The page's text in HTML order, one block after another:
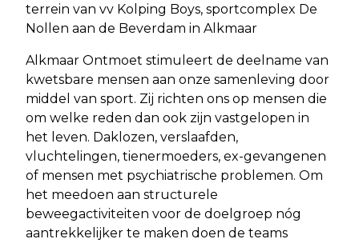
terrein van vv Kolping Boys, sportcomplex De
Nollen aan de Beverdam in Alkmaar
Alkmaar Ontmoet stimuleert de deelname van
kwetsbare mensen aan onze samenleving door
middel van sport. Zij richten ons op mensen die
om welke reden dan ook zijn vastgelopen in
het leven. Daklozen, verslaafden,
vluchtelingen, tienermoeders, ex-gevangenen
of mensen met psychiatrische problemen. Om
het meedoen aan structurele
beweegactiviteiten voor de doelgroep nóg
aantrekkelijker te maken doen de teams